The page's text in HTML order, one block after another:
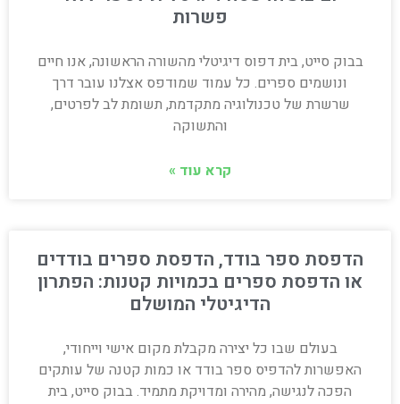
פשרות
בבוק סייט, בית דפוס דיגיטלי מהשורה הראשונה, אנו חיים
ונושמים ספרים. כל עמוד שמודפס אצלנו עובר דרך
שרשרת של טכנולוגיה מתקדמת, תשומת לב לפרטים,
והתשוקה
קרא עוד »
הדפסת ספר בודד, הדפסת ספרים בודדים
או הדפסת ספרים בכמויות קטנות: הפתרון
הדיגיטלי המושלם
בעולם שבו כל יצירה מקבלת מקום אישי וייחודי,
האפשרות להדפיס ספר בודד או כמות קטנה של עותקים
הפכה לנגישה, מהירה ומדויקת מתמיד. בבוק סייט, בית